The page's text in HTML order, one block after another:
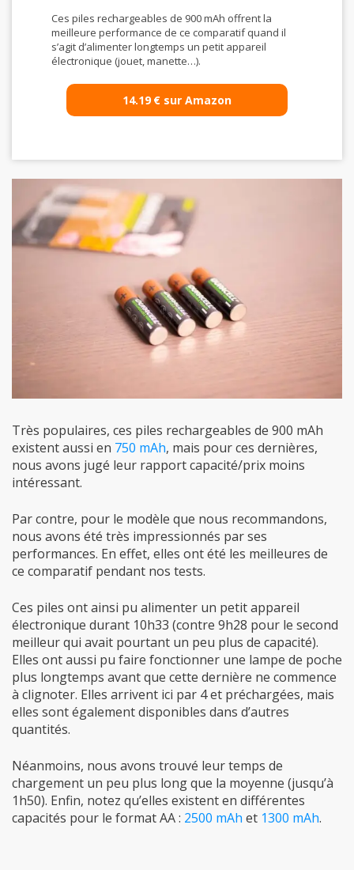
Ces piles rechargeables de 900 mAh offrent la
meilleure performance de ce comparatif quand il
s’agit d’alimenter longtemps un petit appareil
électronique (jouet, manette…).
14.19€ sur Amazon
Très populaires, ces piles rechargeables de 900 mAh
existent aussi en 750 mAh, mais pour ces dernières,
nous avons jugé leur rapport capacité/prix moins
intéressant.
Par contre, pour le modèle que nous recommandons,
nous avons été très impressionnés par ses
performances. En effet, elles ont été les meilleures de
ce comparatif pendant nos tests.
Ces piles ont ainsi pu alimenter un petit appareil
électronique durant 10h33 (contre 9h28 pour le second
meilleur qui avait pourtant un peu plus de capacité).
Elles ont aussi pu faire fonctionner une lampe de poche
plus longtemps avant que cette dernière ne commence
à clignoter. Elles arrivent ici par 4 et préchargées, mais
elles sont également disponibles dans d’autres
quantités.
Néanmoins, nous avons trouvé leur temps de
chargement un peu plus long que la moyenne (jusqu’à
1h50). Enfin, notez qu’elles existent en différentes
capacités pour le format AA : 2500 mAh et 1300 mAh.